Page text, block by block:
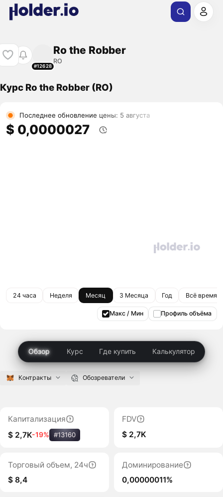
#12628
Ro the Robber
RO
Курс Ro the Robber (RO)
Последнее обновление цены: 5 августа
$ 0,0000027
24 часа Неделя Месяц 3 Месяца Год Всё время
Макс / Мин Профиль объёма
Обзор Курс Где купить Калькулятор
Контракты Обозреватели
Капитализация
$ 2,7K-19% #13160
FDV
$ 2,7K
Торговый объем, 24ч
$ 8,4
Доминирование
0,00000011%